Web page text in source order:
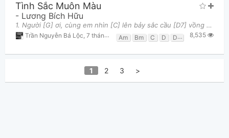
Tình Sắc Muôn Màu
- Lương Bích Hữu
1. Người [G] ơi, cùng em nhìn [C] lên bảy sắc cầu [D7] vồng [G] Màu xanh xanh rừng cây Hoà [C] với m
Trần Nguyễn Bá Lộc, 7 tháng 01, 2016 lúc 11:32am Am Bm C D D7 Em G
8,535
1 2 3 >